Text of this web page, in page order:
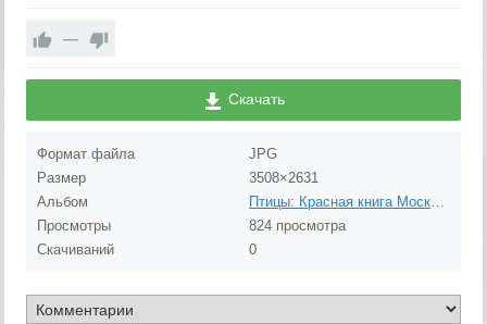
—
Скачать
Формат файла
JPG
Размер
3508×2631
Альбом
Просмотры
824 просмотра
Скачиваний
0